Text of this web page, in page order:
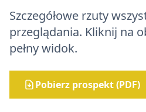
Szczegółowe rzuty
przeglądania. Kliknij na
pełny widok.
Pobierz prospekt (PDF)